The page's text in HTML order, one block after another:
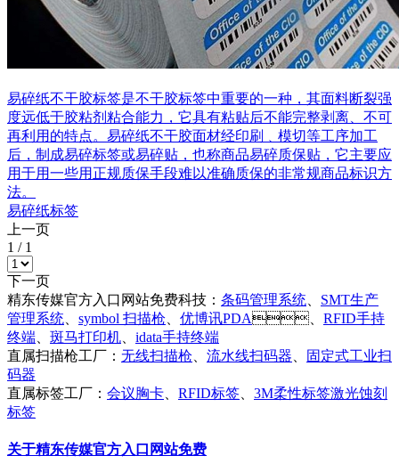
易碎纸不干胶标签是不干胶标签中重要的一种，其面料断裂强
度远低于胶粘剂粘合能力，它具有粘贴后不能完整剥离、不可
再利用的特点。易碎纸不干胶面材经印刷﹑模切等工序加工
后，制成易碎标签或易碎贴，也称商品易碎质保贴，它主要应
用于用一些用正规质保手段难以准确质保的非常规商品标识方
法。
易碎纸标签
上一页
1 / 1
下一页
精东传媒官方入口网站免费科技： 条码管理系统
SMT生产
管理系统
symbol 扫描枪 优博讯PDA、 RFID手持
终端
斑马打印机
idata手持终端
直属扫描枪工厂： 无线扫描枪 流水线扫码器
固定式工业扫
码器
直属标签工厂： 会议胸卡 RFID标签
3M柔性标签激光蚀刻
标签
关于精东传媒官方入口网站免费